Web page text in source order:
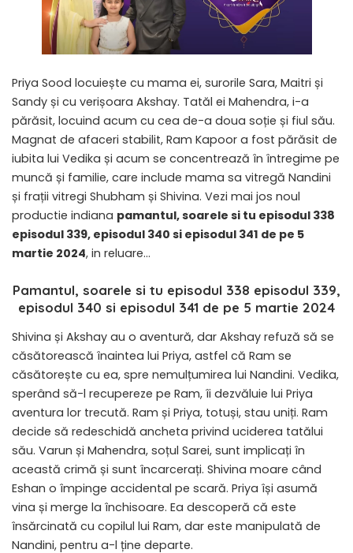
Priya Sood locuiește cu mama ei, surorile Sara, Maitri și
Sandy și cu verișoara Akshay. Tatăl ei Mahendra, i-a
părăsit, locuind acum cu cea de-a doua soție și fiul său.
Magnat de afaceri stabilit, Ram Kapoor a fost părăsit de
iubita lui Vedika și acum se concentrează în întregime pe
muncă și familie, care include mama sa vitregă Nandini
și frații vitregi Shubham și Shivina. Vezi mai jos noul
productie indiana pamantul, soarele si tu episodul 338
episodul 339, episodul 340 si episodul 341 de pe 5
martie 2024, in reluare…
Pamantul, soarele si tu episodul 338 episodul 339,
episodul 340 si episodul 341 de pe 5 martie 2024
Shivina și Akshay au o aventură, dar Akshay refuză să se
căsătorească înaintea lui Priya, astfel că Ram se
căsătorește cu ea, spre nemulțumirea lui Nandini. Vedika,
sperând să-l recupereze pe Ram, îi dezvăluie lui Priya
aventura lor trecută. Ram și Priya, totuși, stau uniți. Ram
decide să redeschidă ancheta privind uciderea tatălui
său. Varun și Mahendra, soțul Sarei, sunt implicați în
această crimă și sunt încarcerați. Shivina moare când
Eshan o împinge accidental pe scară. Priya își asumă
vina și merge la închisoare. Ea descoperă că este
însărcinată cu copilul lui Ram, dar este manipulată de
Nandini, pentru a-l ține departe.